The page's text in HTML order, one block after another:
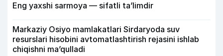
Eng yaxshi sarmoya — sifatli ta’limdir
Markaziy Osiyo mamlakatlari Sirdaryoda suv
resurslari hisobini avtomatlashtirish rejasini ishlab
chiqishni ma’qulladi